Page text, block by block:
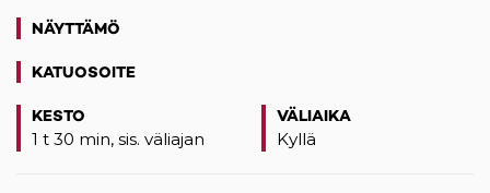
NÄYTTÄMÖ
KATUOSOITE
KESTO
1 t 30 min, sis. väliajan
VÄLIAIKA
Kyllä